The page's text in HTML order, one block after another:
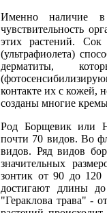
Именно наличие
чувствительность
этих растений.
(ультрафиолета)
дерматиты,
контакте их с кожей,
созданы многие
Род Борщевик или
почти 70 видов. Во
видов. Ряд видов
значительных
зонтик от 90 до 120
достигают длины
"Гераклова трава" -